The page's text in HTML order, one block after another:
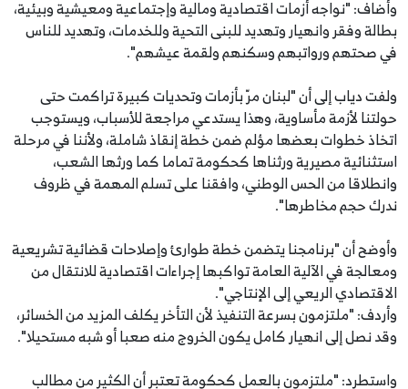
وأضاف: "نواجه أزمات اقتصادية ومالية وإجتماعية ومعيشية وبيئية،
بطالة وفقر وانهيار وتهديد للبنى التحية وللخدمات، وتهديد للناس
في صحتهم ورواتبهم وسكنهم ولقمة عيشهم".
ولفت دياب إلى أن "لبنان مرّ بأزمات وتحديات كبيرة تراكمت حتى
حولتنا لأزمة مأساوية، وهذا يستدعي مراجعة للأسباب، ويستوجب
اتخاذ خطوات بعضها مؤلم ضمن خطة إنقاذ شاملة، ولأننا في مرحلة
استثنائية مصيرية ورثناها كحكومة تماما كما ورثها الشعب،
وانطلاقا من الحس الوطني، وافقنا على تسلم المهمة في ظروف
ندرك حجم مخاطرها".
وأوضح أن "برنامجنا يتضمن خطة طوارئ وإصلاحات قضائية تشريعية
ومعالجة في الآلية العامة تواكبها إجراءات اقتصادية للانتقال من
الاقتصادي الريعي إلى الإنتاجي".
وأردف: "ملتزمون بسرعة التنفيذ لأن التأخر يكلف المزيد من الخسائر،
وقد نصل إلى انهيار كامل يكون الخروج منه صعبا أو شبه مستحيلا".
واستطرد: "ملتزمون بالعمل كحكومة تعتبر أن الكثير من مطالب